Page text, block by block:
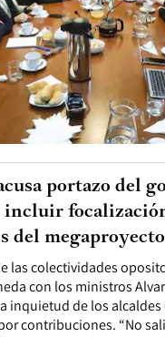
las colectividades
con los ministros
inquietud de los
contribuciones. “No
portazo del
incluir
del megaproyecto